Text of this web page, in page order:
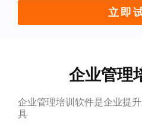
立即
企业管理
企业管理培训软件是企业提
具